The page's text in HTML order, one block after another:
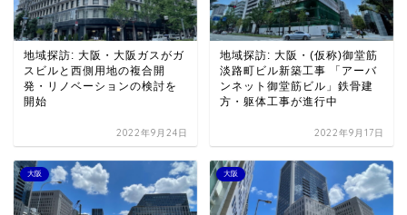
地域探訪: 大阪・大阪ガスがガ
スビルと西側用地の複合開
発・リノベーションの検討を
開始
2022年9月24日
地域探訪: 大阪・(仮称)御堂筋
淡路町ビル新築工事 「アーバ
ンネット御堂筋ビル」鉄骨建
方・躯体工事が進行中
2022年9月17日
大阪 大阪